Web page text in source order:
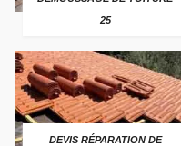
25
DEVIS RÉPARATION DE